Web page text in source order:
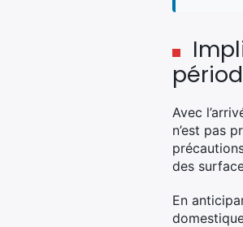
Avec
n’est pas
des
En